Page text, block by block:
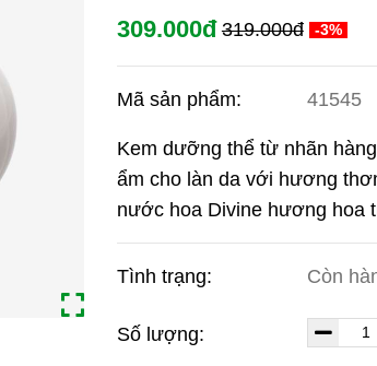
309.000đ 319.000đ -3%
Mã sản phẩm: 41545
Kem dưỡng thể từ nhãn
ẩm cho làn da với hương
nước hoa Divine hương hoa
Tình trạng: Còn
Số lượng: